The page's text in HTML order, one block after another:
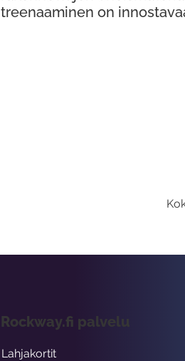
treenaaminen on
Rockway.fi palvelu
Lahjakortit